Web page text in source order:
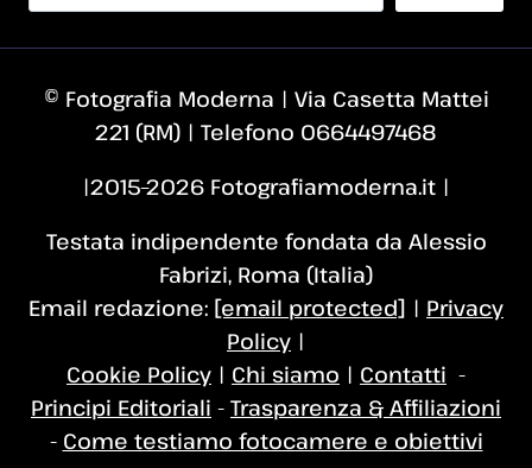
© Fotografia Moderna | Via Casetta Mattei
221 (RM) | Telefono 0664497468
|2015–2026 Fotografiamoderna.it |
Testata indipendente fondata da Alessio
Fabrizi, Roma (Italia)
Email redazione: [email protected] | Privacy
Policy |
Cookie Policy | Chi siamo | Contatti -
Principi Editoriali - Trasparenza & Affiliazioni
- Come testiamo fotocamere e obiettivi